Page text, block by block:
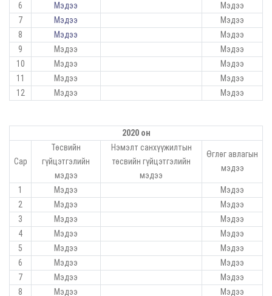
6
Мэдээ
Мэдээ
7
Мэдээ
Мэдээ
8
Мэдээ
Мэдээ
9
Мэдээ
Мэдээ
10
Мэдээ
Мэдээ
11
Мэдээ
Мэдээ
12
Мэдээ Мэдээ
2020 он
Сар
Төсвийн
гүйцэтгэлийн
мэдээ
Нэмэлт санхүүжилтын
төсвийн гүйцэтгэлийн
мэдээ
Өглөг авлагын
мэдээ
1 Мэдээ
Мэдээ
2
Мэдээ
Мэдээ
3
Мэдээ
Мэдээ
4
Мэдээ
Мэдээ
5
Мэдээ
Мэдээ
6
Мэдээ
Мэдээ
7
Мэдээ
Мэдээ
8
Мэдээ Мэдээ